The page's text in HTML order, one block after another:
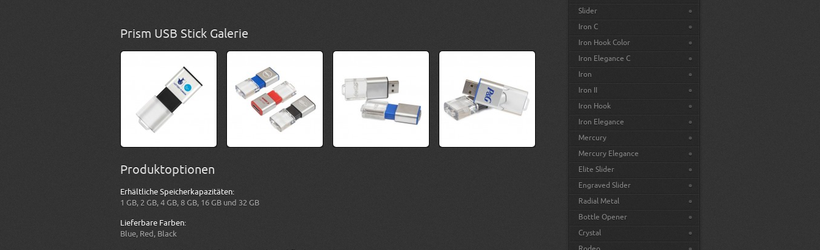
Prism USB Stick Galerie
Produktoptionen
Erhältliche Speicherkapazitäten:
1 GB, 2 GB, 4 GB, 8 GB, 16 GB und 32 GB
Lieferbare Farben:
Blue, Red, Black
Slider
Iron C
Iron Hook Color
Iron Elegance C
Iron
Iron II
Iron Hook
Iron Elegance
Mercury
Mercury Elegance
Elite Slider
Engraved Slider
Radial Metal
Bottle Opener
Crystal